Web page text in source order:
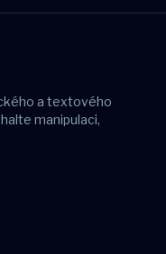
a textového
manipulaci,